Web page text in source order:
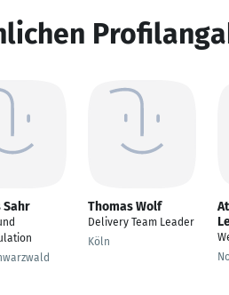
Sahr Thomas Wolf
Delivery Team Leader
Köln